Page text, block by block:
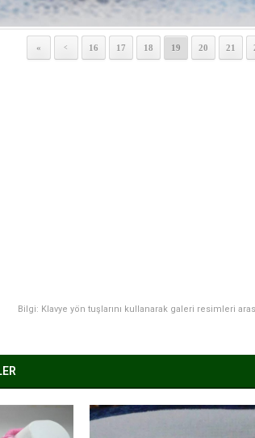
« < 16 17 18 19 20 21
Bilgi: Klavye yön tuşlarını kullanarak galeri resimleri